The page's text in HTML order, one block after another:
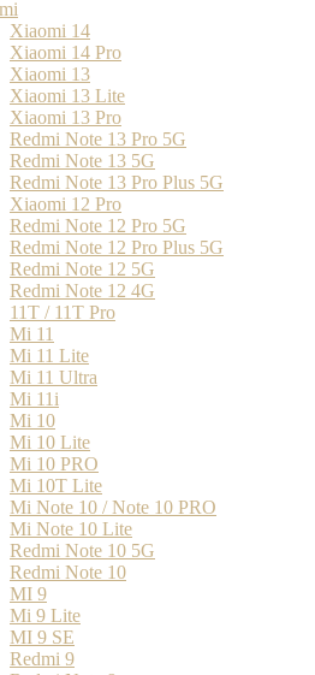
Xiaomi 14
Xiaomi 14 Pro
Xiaomi 13
Xiaomi 13 Lite
Xiaomi 13 Pro
Redmi Note 13 Pro 5G
Redmi Note 13 5G
Redmi Note 13 Pro Plus 5G
Xiaomi 12 Pro
Redmi Note 12 Pro 5G
Redmi Note 12 Pro Plus 5G
Redmi Note 12 5G
Redmi Note 12 4G
11T / 11T Pro
Mi 11
Mi 11 Lite
Mi 11 Ultra
Mi 11i
Mi 10
Mi 10 Lite
Mi 10 PRO
Mi 10T Lite
Mi Note 10 / Note 10 PRO
Mi Note 10 Lite
Redmi Note 10 5G
Redmi Note 10
MI 9
Mi 9 Lite
MI 9 SE
Redmi 9